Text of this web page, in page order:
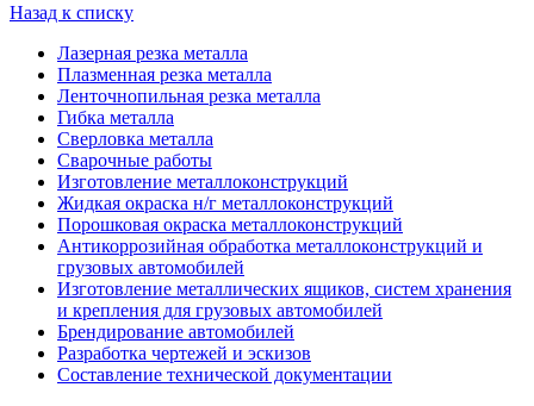
Назад к списку
Лазерная резка металла
Плазменная резка металла
Ленточнопильная резка металла
Гибка металла
Сверловка металла
Сварочные работы
Изготовление металлоконструкций
Жидкая окраска н/г металлоконструкций
Порошковая окраска металлоконструкций
Антикоррозийная обработка металлоконструкций и
грузовых автомобилей
Изготовление металлических ящиков, систем хранения
и крепления для грузовых автомобилей
Брендирование автомобилей
Разработка чертежей и эскизов
Составление технической документации